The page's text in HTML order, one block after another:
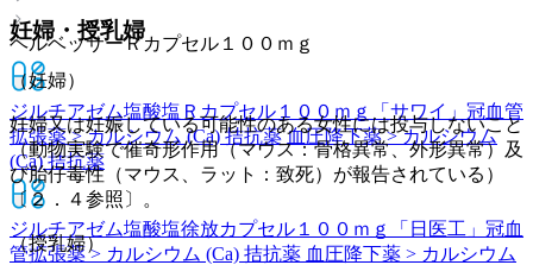
ヘルベッサーＲカプセル１００ｍｇ
ジルチアゼム塩酸塩Ｒカプセル１００ｍｇ「サワイ」 冠血管
拡張薬 > カルシウム (Ca) 拮抗薬 血圧降下薬 > カルシウム
(Ca) 拮抗薬
ジルチアゼム塩酸塩徐放カプセル１００ｍｇ「日医工」 冠血
管拡張薬 > カルシウム (Ca) 拮抗薬 血圧降下薬 > カルシウム
妊婦・授乳婦
（妊婦）
妊婦又は妊娠している可能性のある女性には投与しないこと
（動物実験で催奇形作用（マウス：骨格異常、外形異常）及
び胎仔毒性（マウス、ラット：致死）が報告されている）
〔２．４参照〕。
（授乳婦）